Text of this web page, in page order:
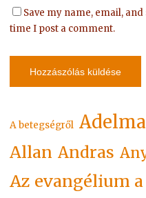
Save my name, email,
time I post a comment.
A betegségről Adelma
Allan Andras
Az evangélium